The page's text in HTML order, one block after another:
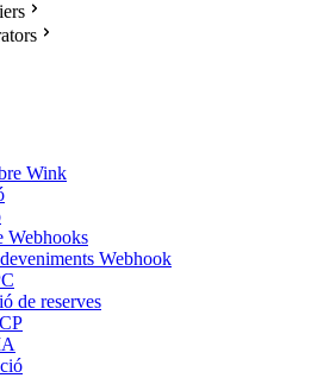
Wink
Webhooks
Webhook
de reserves